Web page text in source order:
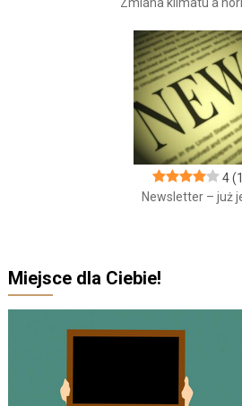
4
Newsletter – już
Miejsce dla Ciebie!